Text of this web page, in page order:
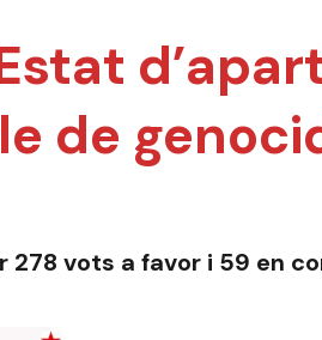
de
278 vots a favor i 59 en